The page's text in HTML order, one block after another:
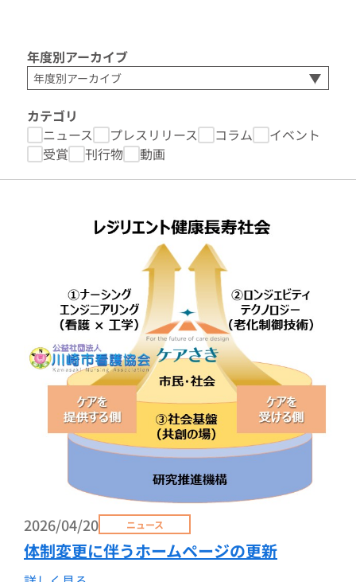
年度別アーカイブ
カテゴリ
ニュース
プレスリリース コラム
イベント
受賞
刊行物 動画
2026/04/20 ニュース
体制変更に伴うホームページの更新